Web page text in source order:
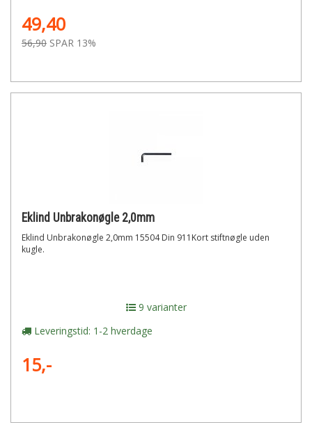
49,40
56,90 SPAR 13%
Eklind Unbrakonøgle 2,0mm
Eklind Unbrakonøgle 2,0mm 15504 Din 911Kort stiftnøgle uden
kugle.
9 varianter
Leveringstid: 1-2 hverdage
15,-